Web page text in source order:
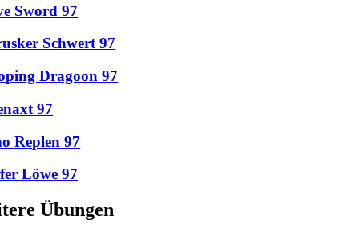
Sword 97
Schwert 97
Dragoon 97
97
Replen 97
Löwe 97
Übungen